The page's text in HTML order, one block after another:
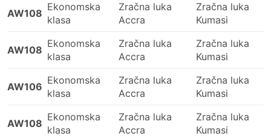
AW108
Ekonomska
klasa
Zračna luka
Accra
Zračna luka
Kumasi
AW108
Ekonomska
klasa
Zračna luka
Accra
Zračna luka
Kumasi
AW106
Ekonomska
klasa
Zračna luka
Accra
Zračna luka
Kumasi
AW108
Ekonomska
klasa
Zračna luka
Accra
Zračna luka
Kumasi